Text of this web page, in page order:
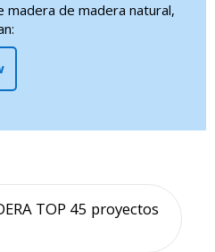
madera de madera natural,
TOP 45 proyectos